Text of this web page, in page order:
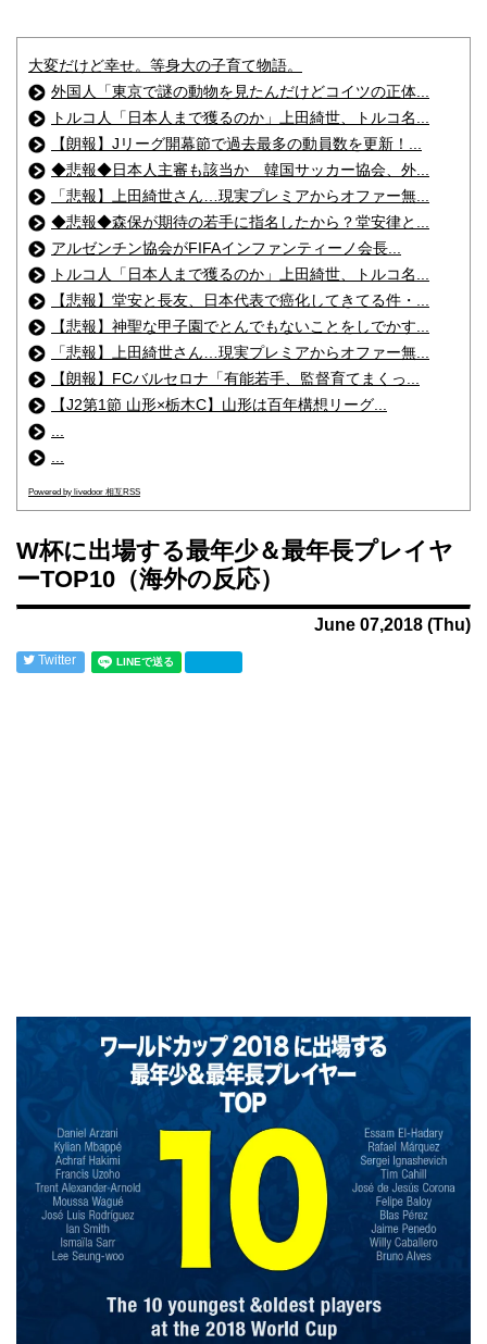
大変だけど幸せ。等身大の子育て物語。
外国人「東京で謎の動物を見たんだけどコイツの正体...
トルコ人「日本人まで獲るのか」上田綺世、トルコ名...
【朗報】Jリーグ開幕節で過去最多の動員数を更新！...
◆悲報◆日本人主審も該当か 韓国サッカー協会、外...
「悲報】上田綺世さん…現実プレミアからオファー無...
◆悲報◆森保が期待の若手に指名したから？堂安律と...
アルゼンチン協会がFIFAインファンティーノ会長...
トルコ人「日本人まで獲るのか」上田綺世、トルコ名...
【悲報】堂安と長友、日本代表で癌化してきてる件・...
【悲報】神聖な甲子園でとんでもないことをしでかす...
「悲報】上田綺世さん…現実プレミアからオファー無...
【朗報】FCバルセロナ「有能若手、監督育てまくっ...
【J2第1節 山形×栃木C】山形は百年構想リーグ...
Powered by livedoor 相互RSS
W杯に出場する最年少＆最年長プレイヤ
ーTOP10（海外の反応）
June 07,2018 (Thu)
Twitter